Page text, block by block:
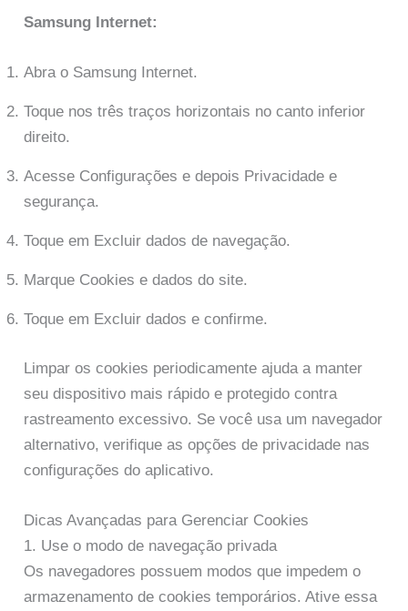
Samsung Internet:
Abra o Samsung Internet.
Toque nos três traços horizontais no canto inferior
direito.
Acesse Configurações e depois Privacidade e
segurança.
Toque em Excluir dados de navegação.
Marque Cookies e dados do site.
Toque em Excluir dados e confirme.
Limpar os cookies periodicamente ajuda a manter
seu dispositivo mais rápido e protegido contra
rastreamento excessivo. Se você usa um navegador
alternativo, verifique as opções de privacidade nas
configurações do aplicativo.
Dicas Avançadas para Gerenciar Cookies
1. Use o modo de navegação privada
Os navegadores possuem modos que impedem o
armazenamento de cookies temporários. Ative essa